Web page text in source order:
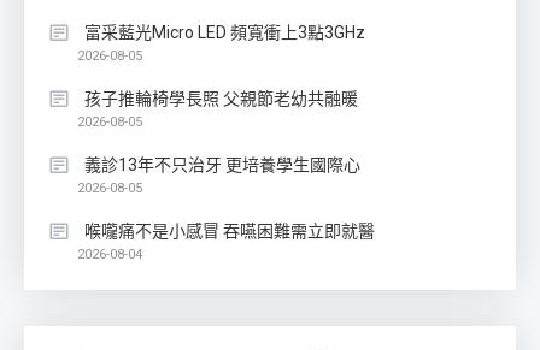
富采藍光Micro LED 頻寬衝上3點3GHz
2026-08-05
孩子推輪椅學長照 父親節老幼共融暖
2026-08-05
義診13年不只治牙 更培養學生國際心
2026-08-05
喉嚨痛不是小感冒 吞嚥困難需立即就醫
2026-08-04